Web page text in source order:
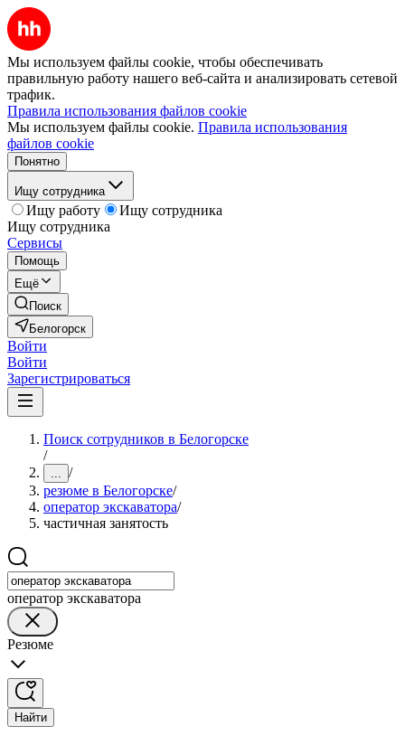
Мы используем файлы cookie, чтобы обеспечивать
правильную работу нашего веб-сайта и анализировать сетевой
трафик.
Правила использования файлов cookie
Мы используем файлы cookie. Правила использования
файлов cookie
Понятно
Ищу сотрудника
Ищу работу
Ищу сотрудника
Ищу сотрудника
Сервисы
Помощь
Ещё
Поиск
Белогорск
Войти
Войти
Зарегистрироваться
Поиск сотрудников в Белогорске
/
... /
резюме в Белогорске/
оператор экскаватора/
частичная занятость
оператор экскаватора
Резюме
Найти